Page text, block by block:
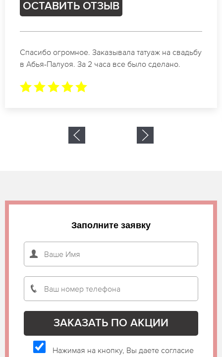
ОСТАВИТЬ ОТЗЫВ
Отличные специалисты своего дела по
коррекции бровей в Абья-Палуоя.
Заполните заявку
Нажимая на кнопку, Вы даете согласие